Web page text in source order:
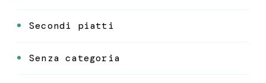
Secondi piatti
Senza categoria